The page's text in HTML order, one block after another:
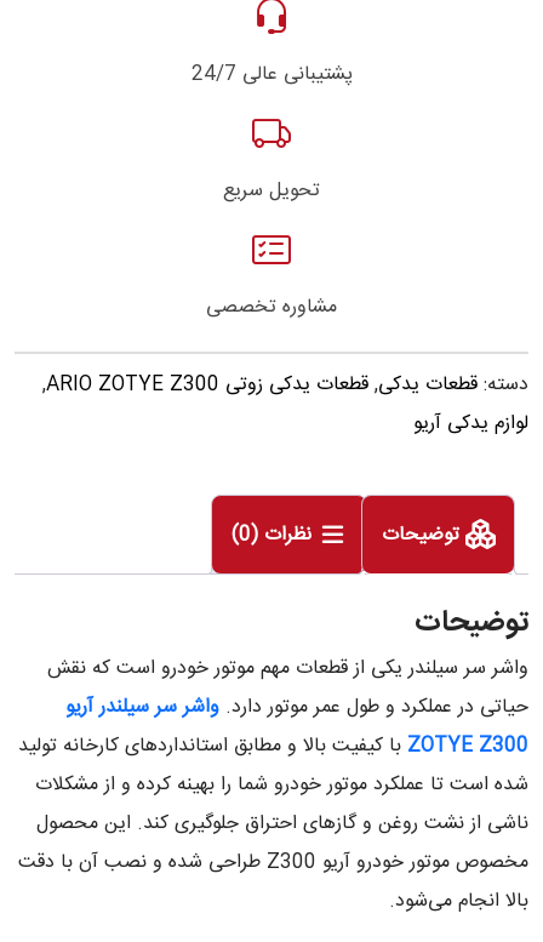
پشتیبانی عالی 24/7
تحویل سریع
مشاوره تخصصی
دسته:قطعات یدکی,قطعات یدکی زوتی ARIO ZOTYE Z300
,
لوازم یدکی آریو
توضیحات نظرات (0)
توضیحات
واشر سر سیلندر یکی از قطعات مهم موتور خودرو است که نقش
حیاتی در عملکرد و طول عمر موتور دارد. واشر سر سیلندر آریو
ZOTYE Z300 با کیفیت بالا و مطابق استانداردهای کارخانه تولید
شده است تا عملکرد موتور خودرو شما را بهینه کرده و از مشکلات
ناشی از نشت روغن و گازهای احتراق جلوگیری کند. این محصول
مخصوص موتور خودرو آریو Z300 طراحی شده و نصب آن با دقت
بالا انجام می‌شود.